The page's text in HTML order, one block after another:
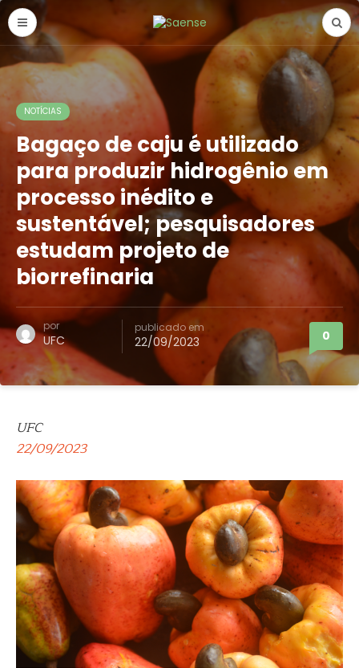
NOTÍCIAS
Bagaço de caju é utilizado
para produzir hidrogênio em
processo inédito e
sustentável; pesquisadores
estudam projeto de
biorrefinaria
por
UFC
publicado em
22/09/2023 0
UFC
22/09/2023